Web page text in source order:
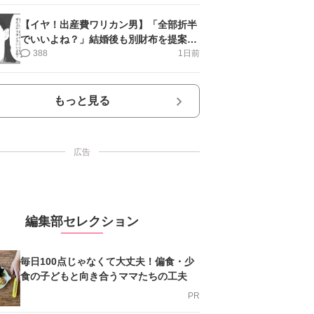
【イヤ！出産費ワリカン男】「全部折半
でいいよね？」結婚後も別財布を提案＜
第10話＞#4コマ母道場
1日前
388
もっと見る
広告
編集部セレクション
毎日100点じゃなくて大丈夫！偏食・少
食の子どもと向き合うママたちの工夫
PR